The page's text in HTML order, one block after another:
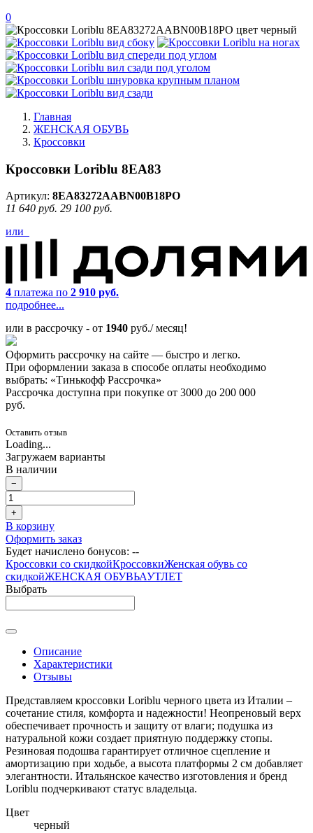
0
Главная
ЖЕНСКАЯ ОБУВЬ
Кроссовки
Кроссовки Loriblu 8EA83
Артикул: 8EA83272AABN00B18PO
11 640 руб. 29 100 руб.
или
4 платежа по 2 910 руб.
подробнее...
или в рассрочку - от 1940 руб./ месяц!
Оформить рассрочку на сайте — быстро и легко.
При оформлении заказа в способе оплаты необходимо
выбрать: «Тинькофф Рассрочка»
Рассрочка доступна при покупке от 3000 до 200 000
руб.
Оставить отзыв
Loading...
Загружаем варианты
В наличии
−
+
В корзину
Оформить заказ
Будет начислено бонусов: --
Кроссовки со скидкойКроссовкиЖенская обувь со
скидкойЖЕНСКАЯ ОБУВЬАУТЛЕТ
Выбрать
Описание
Характеристики
Отзывы
Представляем кроссовки Loriblu черного цвета из Италии –
сочетание стиля, комфорта и надежности! Неопреновый верх
обеспечивает прочность и защиту от влаги; подушка из
натуральной кожи создает приятную поддержку стопы.
Резиновая подошва гарантирует отличное сцепление и
амортизацию при ходьбе, а высота платформы 2 см добавляет
элегантности. Итальянское качество изготовления и бренд
Loriblu подчеркивают статус владельца.
Цвет
черный